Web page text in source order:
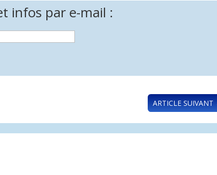
infos par e-mail :
ARTICLE SUIVANT